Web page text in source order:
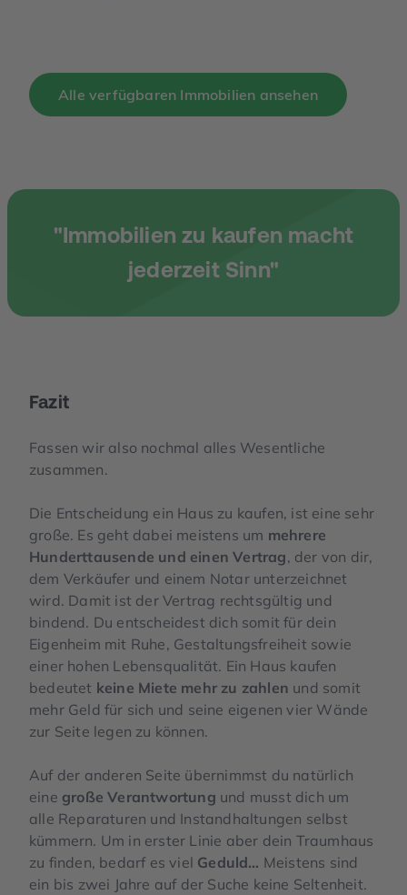
Alle verfügbaren Immobilien ansehen
"Immobilien zu kaufen macht
jederzeit Sinn"
Fazit
Fassen wir also nochmal alles Wesentliche
zusammen.
Die Entscheidung ein Haus zu kaufen, ist eine sehr
große. Es geht dabei meistens um mehrere
Hunderttausende und einen Vertrag, der von dir,
dem Verkäufer und einem Notar unterzeichnet
wird. Damit ist der Vertrag rechtsgültig und
bindend. Du entscheidest dich somit für dein
Eigenheim mit Ruhe, Gestaltungsfreiheit sowie
einer hohen Lebensqualität. Ein Haus kaufen
bedeutet keine Miete mehr zu zahlen und somit
mehr Geld für sich und seine eigenen vier Wände
zur Seite legen zu können.
Auf der anderen Seite übernimmst du natürlich
eine große Verantwortung und musst dich um
alle Reparaturen und Instandhaltungen selbst
kümmern. Um in erster Linie aber dein Traumhaus
zu finden, bedarf es viel Geduld… Meistens sind
ein bis zwei Jahre auf der Suche keine Seltenheit.